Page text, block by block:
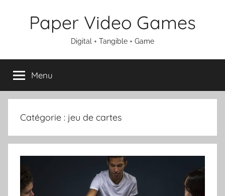
Paper Video Games
Digital + Tangible + Game
Menu
Catégorie : jeu de cartes